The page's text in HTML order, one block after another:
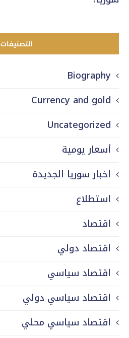
التصنيفات
Biography
Currency and gold
Uncategorized
أسعار يومية
اخبار سوريا الجديدة
استطلاع
اقتصاد
اقتصاد دولي
اقتصاد سياسي
اقتصاد سياسي دولي
اقتصاد سياسي محلي